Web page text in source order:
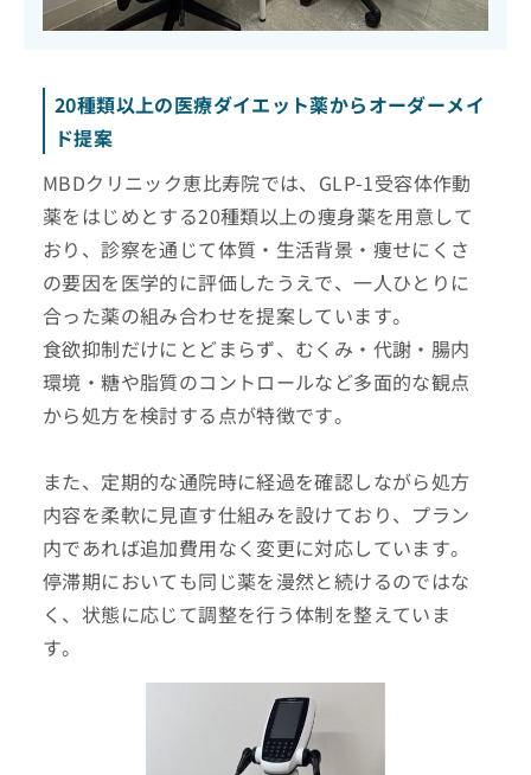
20種類以上の医療ダイエット薬からオーダーメイ
ド提案
MBDクリニック恵比寿院では、GLP-1受容体作動
薬をはじめとする20種類以上の痩身薬を用意して
おり、診察を通じて体質・生活背景・痩せにくさ
の要因を医学的に評価したうえで、一人ひとりに
合った薬の組み合わせを提案しています。
食欲抑制だけにとどまらず、むくみ・代謝・腸内
環境・糖や脂質のコントロールなど多面的な観点
から処方を検討する点が特徴です。
また、定期的な通院時に経過を確認しながら処方
内容を柔軟に見直す仕組みを設けており、プラン
内であれば追加費用なく変更に対応しています。
停滞期においても同じ薬を漫然と続けるのではな
く、状態に応じて調整を行う体制を整えていま
す。